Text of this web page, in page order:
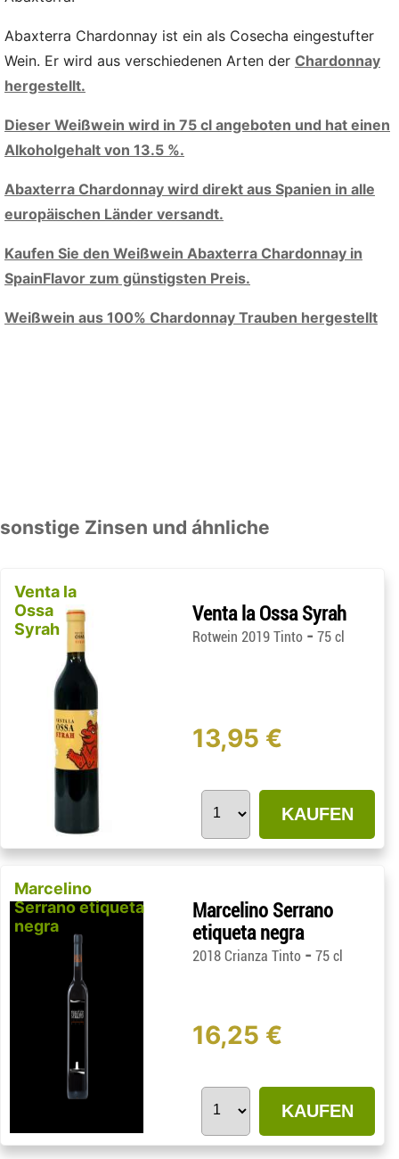
Abaxterra Chardonnay ist ein als Cosecha eingestufter
Wein. Er wird aus verschiedenen Arten der Chardonnay
hergestellt.
Dieser Weißwein wird in 75 cl angeboten und hat einen
Alkoholgehalt von 13.5 %.
Abaxterra Chardonnay wird direkt aus Spanien in alle
europäischen Länder versandt.
Kaufen Sie den Weißwein Abaxterra Chardonnay in
SpainFlavor zum günstigsten Preis.
Weißwein aus 100% Chardonnay Trauben hergestellt
sonstige Zinsen und áhnliche
Venta la
Ossa
Syrah
Venta la Ossa Syrah
Rotwein 2019 Tinto -75 cl
13,95 €
KAUFEN
Marcelino
Serrano etiqueta
negra
Marcelino Serrano
etiqueta negra
2018 Crianza Tinto -75 cl
16,25 €
KAUFEN